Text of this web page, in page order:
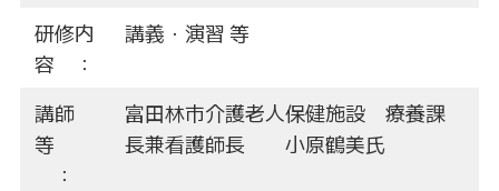
研修内
容 ：
講義・演習 等
講師
等
：
富田林市介護老人保健施設 療養課
長兼看護師長 小原鶴美氏